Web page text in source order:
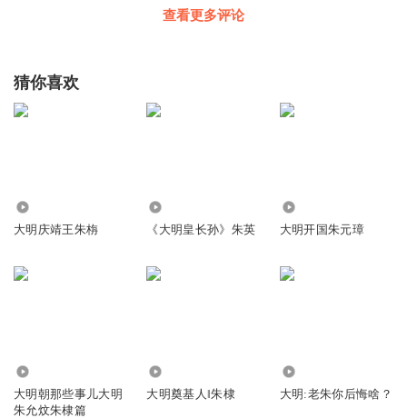
查看更多评论
猜你喜欢
大明庆靖王朱栴 《大明皇长孙》朱英 大明开国朱元璋
大明朝那些事儿大明
朱允炆朱棣篇
大明奠基人‖朱棣 大明:老朱你后悔啥？